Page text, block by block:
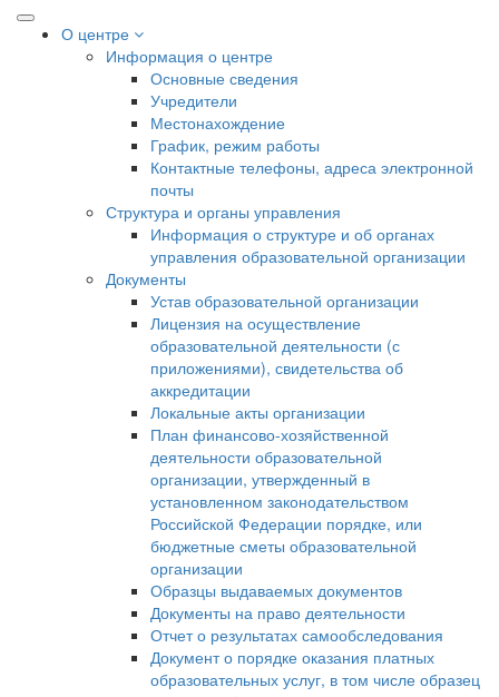
О центре
Информация о центре
Основные сведения
Учредители
Местонахождение
График, режим работы
Контактные телефоны, адреса электронной
почты
Структура и органы управления
Информация о структуре и об органах
управления образовательной организации
Документы
Устав образовательной организации
Лицензия на осуществление
образовательной деятельности (с
приложениями), свидетельства об
аккредитации
Локальные акты организации
План финансово-хозяйственной
деятельности образовательной
организации, утвержденный в
установленном законодательством
Российской Федерации порядке, или
бюджетные сметы образовательной
организации
Образцы выдаваемых документов
Документы на право деятельности
Отчет о результатах самообследования
Документ о порядке оказания платных
образовательных услуг, в том числе образец